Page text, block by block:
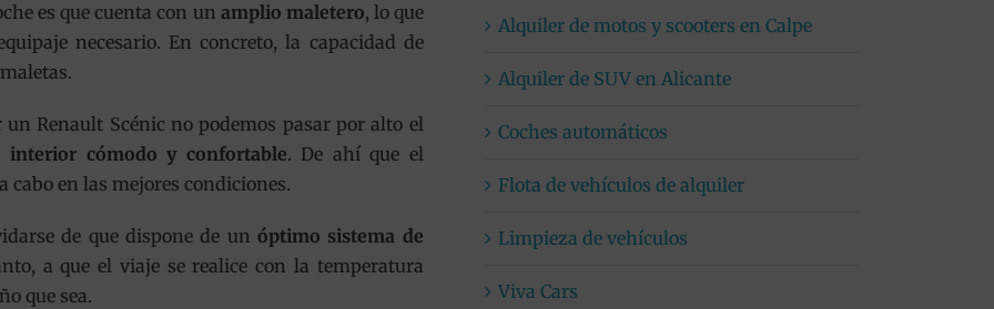
es que cuenta con un amplio maletero, lo que
necesario. En concreto, la capacidad de
Renault Scénic no podemos pasar por alto el
interior cómodo y confortable. De ahí que el
cabo en las mejores condiciones.
de que dispone de un óptimo sistema de
a que el viaje se realice con la temperatura
que sea.
Alquiler de motos y scooters en Calpe
Alquiler de SUV en Alicante
Coches automáticos
Flota de vehículos de alquiler
Limpieza de vehículos
Viva Cars